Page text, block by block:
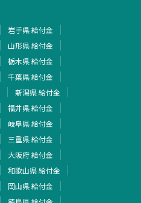
岩手県 給付金
山形県 給付金
栃木県 給付金
千葉県 給付金
新潟県 給付金
福井県 給付金
岐阜県 給付金
三重県 給付金
大阪府 給付金
和歌山県 給付金
岡山県 給付金